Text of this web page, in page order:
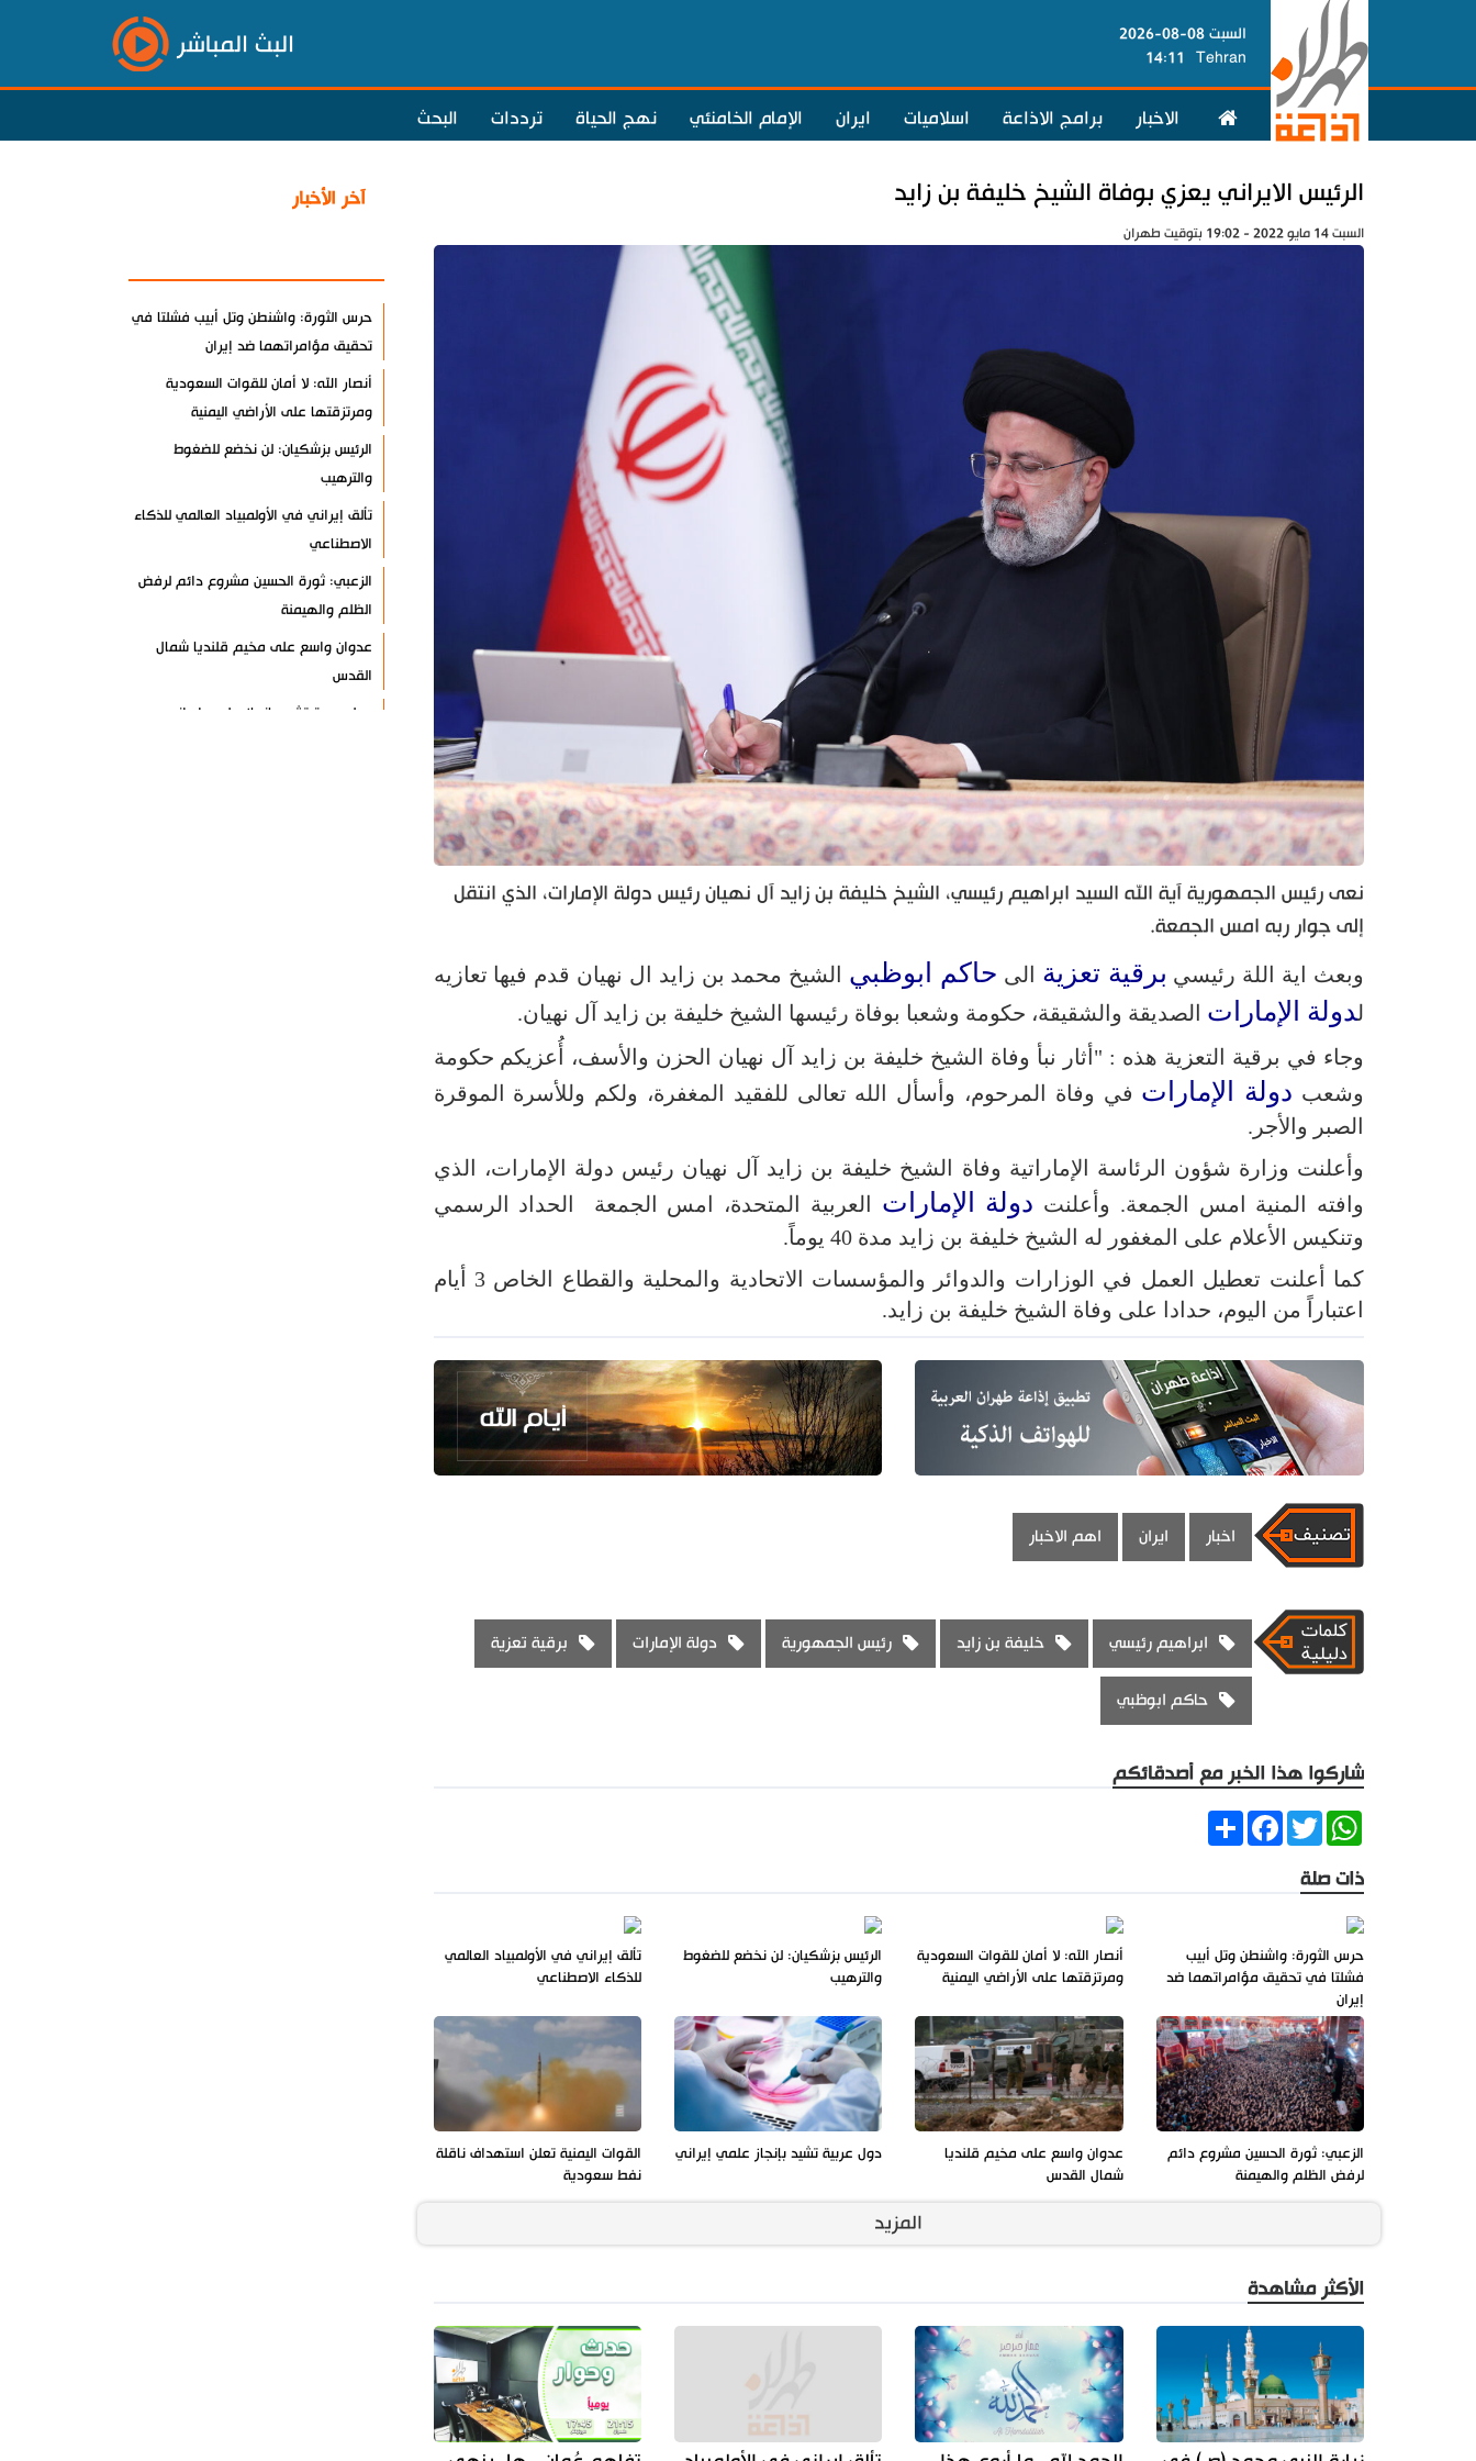
السبت 08-08-2026
Tehran
14:11 البث المباشر
الاخبار برامج الاذاعة اسلاميات ايران الإمام الخامنئي نهج الحياة ترددات البحث
الرئيس الايراني يعزي بوفاة الشيخ خليفة بن زايد
السبت 14 مايو 2022 - 19:02 بتوقيت طهران
نعى رئيس الجمهورية آية الله السيد ابراهيم رئيسي، الشيخ خليفة بن زايد آل نهيان رئيس دولة الإمارات، الذي انتقل
إلى جوار ربه امس الجمعة.
وبعث اية اللة رئيسي برقية تعزية الى حاكم ابوظبي الشيخ محمد بن زايد ال نهيان قدم فيها تعازيه
لدولة الإمارات الصديقة والشقيقة، حكومة وشعبا بوفاة رئيسها الشيخ خليفة بن زايد آل نهيان.
وجاء في برقية التعزية هذه : "أثار نبأ وفاة الشيخ خليفة بن زايد آل نهيان الحزن والأسف، أُعزيكم حكومة
وشعب دولة الإمارات في وفاة المرحوم، وأسأل الله تعالى للفقيد المغفرة، ولكم وللأسرة الموقرة
الصبر والأجر.
وأعلنت وزارة شؤون الرئاسة الإماراتية وفاة الشيخ خليفة بن زايد آل نهيان رئيس دولة الإمارات، الذي
وافته المنية امس الجمعة. وأعلنت دولة الإمارات العربية المتحدة، امس الجمعة الحداد الرسمي
وتنكيس الأعلام على المغفور له الشيخ خليفة بن زايد مدة 40 يوماً.
كما أعلنت تعطيل العمل في الوزارات والدوائر والمؤسسات الاتحادية والمحلية والقطاع الخاص 3 أيام
اعتباراً من اليوم، حدادا على وفاة الشيخ خليفة بن زايد.
اخبار ايران اهم الاخبار
ابراهيم رئيسي خليفة بن زايد رئيس الجمهورية دولة الإمارات برقية تعزية
حاكم ابوظبي
شاركوا هذا الخبر مع أصدقائكم
ShareFacebookTwitter
WhatsApp
ذات صلة
حرس الثورة: واشنطن وتل أبيب
فشلتا في تحقيق مؤامراتهما ضد
إيران
أنصار الله: لا أمان للقوات السعودية
ومرتزقتها على الأراضي اليمنية
الرئيس بزشكيان: لن نخضع للضغوط
والترهيب
تألق إيراني في الأولمبياد العالمي
للذكاء الاصطناعي
الزعبي: ثورة الحسين مشروع دائم
لرفض الظلم والهيمنة
عدوان واسع على مخيم قلنديا
شمال القدس
دول عربية تشيد بإنجاز علمي إيراني
القوات اليمنية تعلن استهداف ناقلة
نفط سعودية
المزيد
الأكثر مشاهدة
آخر الأخبار
حرس الثورة: واشنطن وتل أبيب فشلتا في
تحقيق مؤامراتهما ضد إيران
أنصار الله: لا أمان للقوات السعودية
ومرتزقتها على الأراضي اليمنية
الرئيس بزشكيان: لن نخضع للضغوط
والترهيب
تألق إيراني في الأولمبياد العالمي للذكاء
الاصطناعي
الزعبي: ثورة الحسين مشروع دائم لرفض
الظلم والهيمنة
عدوان واسع على مخيم قلنديا شمال
القدس
دول عربية تشيد بإنجاز علمي إيراني